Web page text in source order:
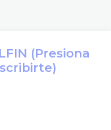
(Presiona